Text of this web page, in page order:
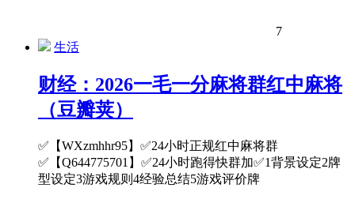
7
生活
财经：2026一毛一分麻将群红中麻将
（豆瓣荚）
✅【WXzmhhr95】✅24小时正规红中麻将群
✅【Q644775701】✅24小时跑得快群加✅1背景设定2牌
型设定3游戏规则4经验总结5游戏评价牌